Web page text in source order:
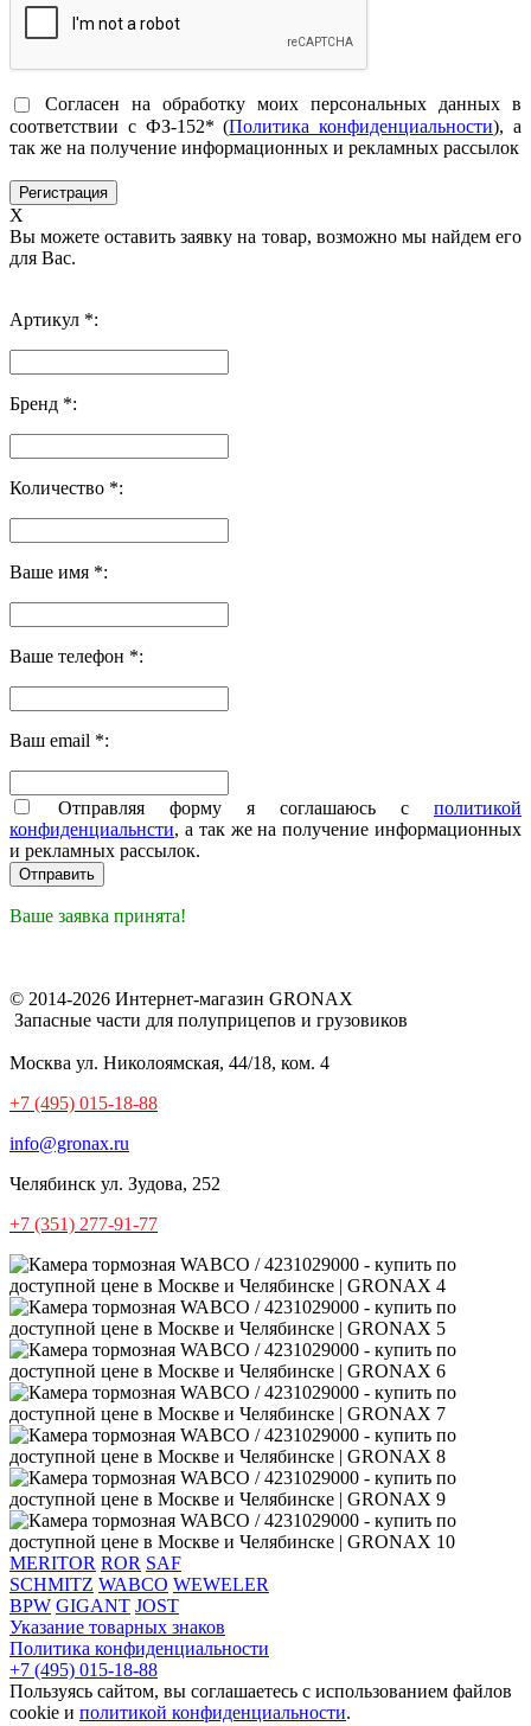
Согласен на обработку моих персональных данных в
соответствии с ФЗ-152* (Политика конфиденциальности), а
так же на получение информационных и рекламных рассылок
X
Вы можете оставить заявку на товар, возможно мы найдем его
для Вас.
Артикул *:
Бренд *:
Количество *:
Ваше имя *:
Ваше телефон *:
Ваш email *:
Отправляя форму я соглашаюсь с политикой
конфиденциальнсти, а так же на получение информационных
и рекламных рассылок.
Ваше заявка принята!
© 2014-2026 Интернет-магазин GRONAX
Запасные части для полуприцепов и грузовиков
Москва ул. Николоямская, 44/18, ком. 4
+7 (495) 015-18-88
info@gronax.ru
Челябинск ул. Зудова, 252
+7 (351) 277-91-77
MERITOR ROR SAF
SCHMITZ WABCO WEWELER
BPW GIGANT JOST
Указание товарных знаков
Политика конфиденциальности
+7 (495) 015-18-88
Пользуясь сайтом, вы соглашаетесь с использованием файлов
cookie и политикой конфиденциальности.